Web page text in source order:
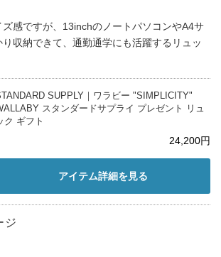
ズ感ですが、13inchのノートパソコンやA4サ
収納できて、通勤通学にも活躍するリュッ
SUPPLY｜ワラビー "SIMPLICITY"
スタンダードサプライ プレゼント リュ
ク ギフト
24,200円
アイテム詳細を見る
ジ